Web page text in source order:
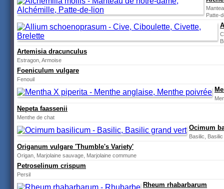
Patte-
Artemisia dracunculus
Estragon, Armoise
Foeniculum vulgare
Fenouil
Nepeta faassenii
Menthe de chat
Ocimum
Basilic,
Origanum vulgare 'Thumble's Variety'
Origan, Marjolaine sauvage, Marjolaine commune
Petroselinum crispum
Persil
Rheum rhabarbarum